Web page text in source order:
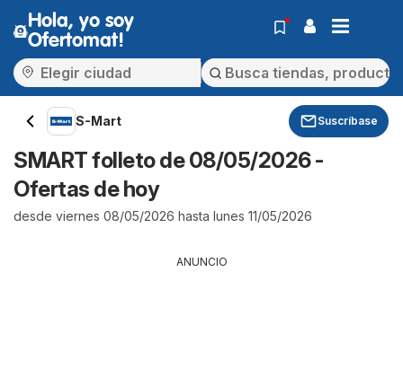
Hola, yo soy
Ofertomat!
S-Mart Suscríbase
SMART folleto de 08/05/2026 -
Ofertas de hoy
desde viernes 08/05/2026 hasta lunes 11/05/2026
ANUNCIO